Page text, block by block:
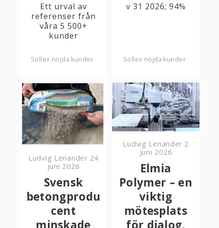
Ett urval av
referenser från
våra 5 500+
kunder
Sollex nöjda kunder
v 31 2026; 94%
Sollex nöjda kunder
Ludvig Lenander 24
juni 2026
Svensk
betongprodu
cent
minskade
Ludvig Lenander 2
juni 2026
Elmia
Polymer – en
viktig
mötesplats
för dialog,